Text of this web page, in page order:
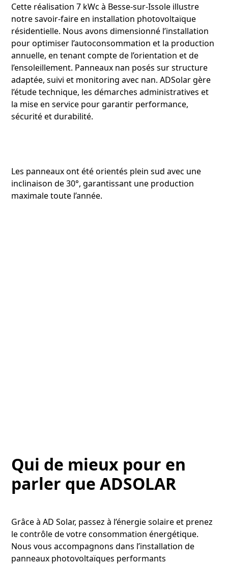
Cette réalisation 7 kWc à Besse-sur-Issole illustre
notre savoir‑faire en installation photovoltaïque
résidentielle. Nous avons dimensionné l’installation
pour optimiser l’autoconsommation et la production
annuelle, en tenant compte de l’orientation et de
l’ensoleillement. Panneaux nan posés sur structure
adaptée, suivi et monitoring avec nan. ADSolar gère
l’étude technique, les démarches administratives et
la mise en service pour garantir performance,
sécurité et durabilité.
Les panneaux ont été orientés plein sud avec une
inclinaison de 30°, garantissant une production
maximale toute l’année.
Qui de mieux pour en
parler que ADSOLAR
Grâce à AD Solar, passez à l’énergie solaire et prenez
le contrôle de votre consommation énergétique.
Nous vous accompagnons dans l’installation de
panneaux photovoltaïques performants